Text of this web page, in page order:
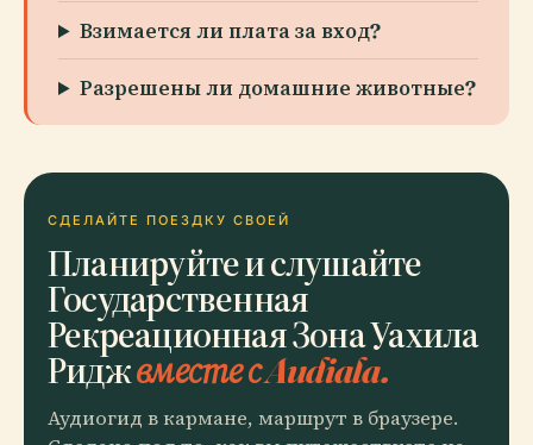
Взимается ли плата за вход?
Разрешены ли домашние животные?
СДЕЛАЙТЕ ПОЕЗДКУ СВОЕЙ
Планируйте и слушайте
Государственная
Рекреационная Зона Уахила
Риджвместе с Audiala.
Аудиогид в кармане, маршрут в браузере.